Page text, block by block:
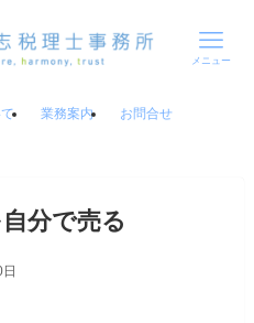
メニュー
業務案内 お問合せ
分で売る